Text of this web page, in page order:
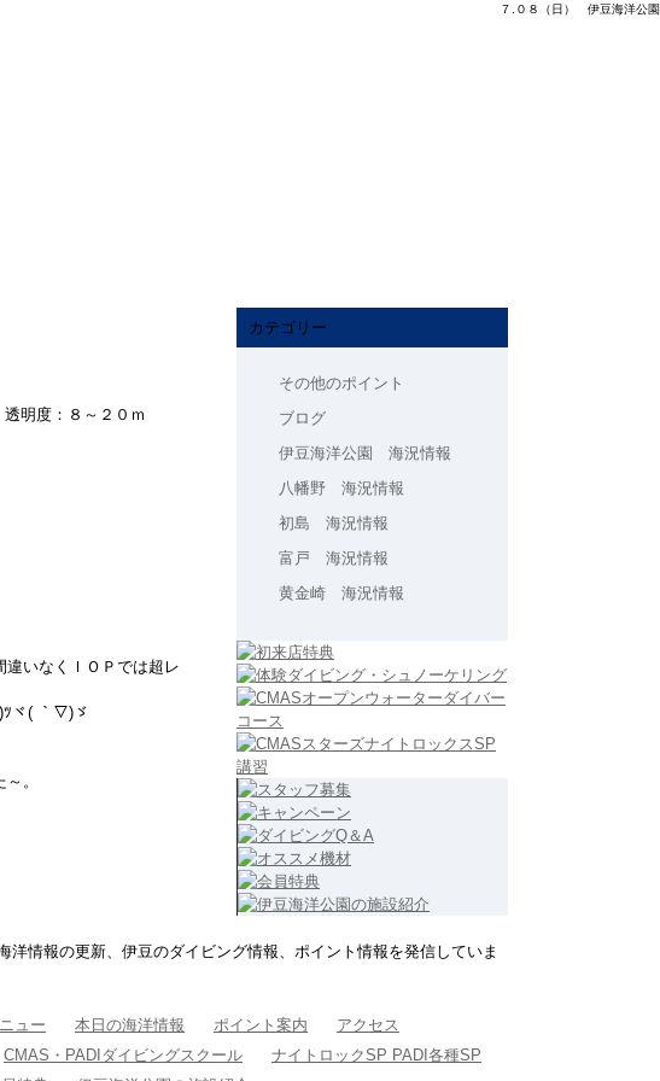
７.０８（日） 伊豆海洋公園
明度：８～２０ｍ
いなくＩＯＰでは超レ
ﾂヾ( ｀▽)ゞ
。
カテゴリー
その他のポイント
ブログ
伊豆海洋公園 海況情報
八幡野 海況情報
初島 海況情報
富戸 海況情報
黄金崎 海況情報
情報の更新、伊豆のダイビング情報、ポイント情報を発信していま
ュー 本日の海洋情報 ポイント案内
アクセス
CMAS・PADIダイビングスクール
ナイトロックSP PADI各種SP